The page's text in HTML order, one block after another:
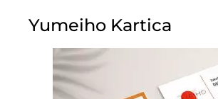
Yumeiho Kartica